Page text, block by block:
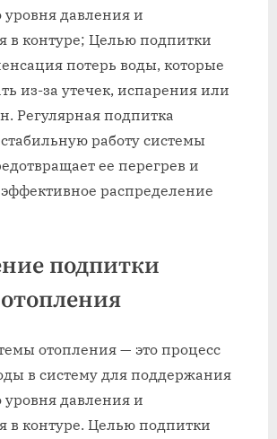
давления и
в контуре; Целью подпитки
потерь воды, которые
из-за утечек, испарения или
Регулярная подпитка
работу системы
ее перегрев и
распределение
подпитки
отопления — это процесс
в систему для поддержания
давления и
в контуре. Целью подпитки